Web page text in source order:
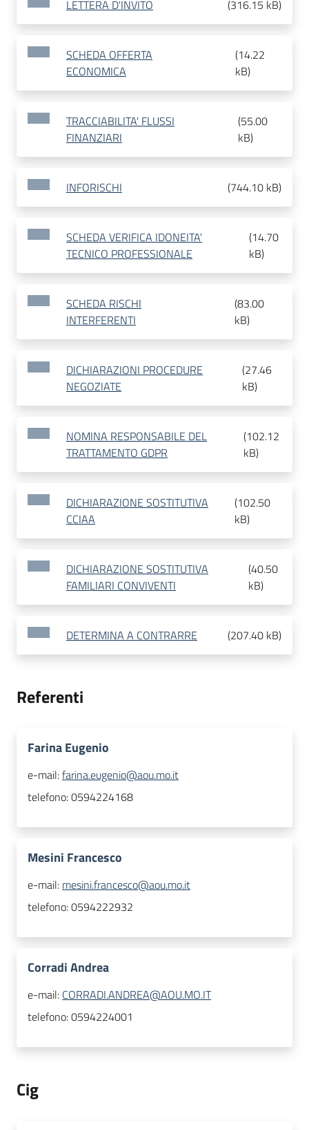
LETTERA D'INVITO (316.15 kB)
SCHEDA OFFERTA
ECONOMICA
(14.22
kB)
TRACCIABILITA' FLUSSI
FINANZIARI
(55.00
kB)
INFORISCHI (744.10 kB)
SCHEDA VERIFICA IDONEITA'
TECNICO PROFESSIONALE
(14.70
kB)
SCHEDA RISCHI
INTERFERENTI
(83.00
kB)
DICHIARAZIONI PROCEDURE
NEGOZIATE
(27.46
kB)
NOMINA RESPONSABILE DEL
TRATTAMENTO GDPR
(102.12
kB)
DICHIARAZIONE SOSTITUTIVA
CCIAA
(102.50
kB)
DICHIARAZIONE SOSTITUTIVA
FAMILIARI CONVIVENTI
(40.50
kB)
DETERMINA A CONTRARRE (207.40 kB)
Referenti
Farina Eugenio
e-mail:farina.eugenio@aou.mo.it
telefono:0594224168
Mesini Francesco
e-mail: mesini.francesco@aou.mo.it
telefono:0594222932
Corradi Andrea
e-mail: CORRADI.ANDREA@AOU.MO.IT
telefono:0594224001
Cig